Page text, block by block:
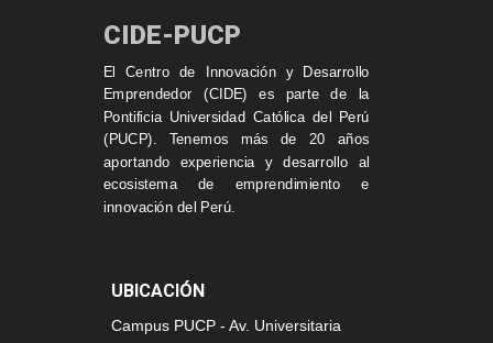
CIDE-PUCP
El Centro de Innovación y Desarrollo
Emprendedor (CIDE) es parte de la
Pontificia Universidad Católica del Perú
(PUCP). Tenemos más de 20 años
aportando experiencia y desarrollo al
ecosistema de emprendimiento e
innovación del Perú.
UBICACIÓN
Campus PUCP - Av. Universitaria